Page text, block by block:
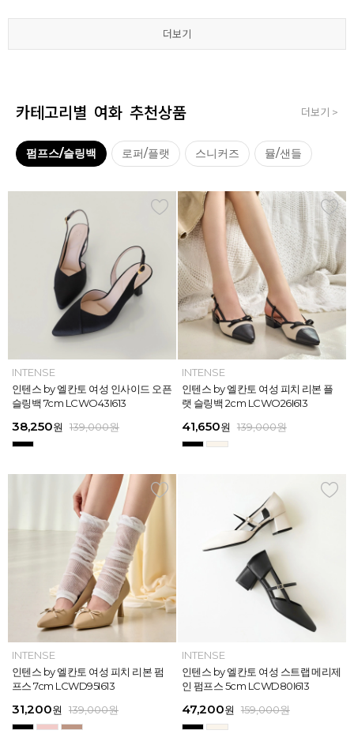
더보기
더보기
더보기
더보기
더보기
더보기
카테고리별 여화 추천상품 더보기 >
펌프스/슬링백 로퍼/플랫 스니커즈 뮬/샌들
INTENSE
인텐스 by 엘칸토 여성 위빙 스트랩
플랫 샌들 2.5cm LCWW05I626
45,900원 159,000원
MAZZ
마쯔 by 엘칸토 여성 와이드 위빙 크
로스 컴포트 뮬 3.5cm LCWW62M6
45,900원 159,000원
ELCANTO
[EXCLUSIVE] 노엘 엘칸토 여성 젤리
슈즈 2.3cm LCWW01U626
29,000원
MAZZ
마쯔 by 엘칸토 여성 크로스 와이드
스트랩 컴포트 샌들 3.5cm LCWW27
45,900원 159,000원
INTENSE
인텐스 by 엘칸토 여성 인사이드 오픈
슬링백 7cm LCWO43I613
38,250원 139,000원
INTENSE
인텐스 by 엘칸토 여성 피치 리본 플
랫 슬링백 2cm LCWO26I613
41,650원 139,000원
INTENSE
인텐스 by 엘칸토 여성 피치 리본 펌
프스 7cm LCWD95I613
31,200원 139,000원
INTENSE
인텐스 by 엘칸토 여성 스트랩 메리제
인 펌프스 5cm LCWD80I613
47,200원 159,000원
MAZZ
마쯔 by 엘칸토 여성 미니버클 캐주얼
로퍼 2.5cm LCWC02M613
28,720원 159,000원
INTENSE
인텐스 by 엘칸토 여성 피치 리본 더
블 스트랩 메리제인 2cm LCWD97I6
45,900원 159,000원
INTENSE
인텐스 by 엘칸토 여성 에나멜 스퀘어
오브제 플랫슈즈 1.5cm LCWD53I613
41,650원 149,000원
INTENSE
인텐스 by 엘칸토 여성 클래식 스트랩
로퍼 2cm LCWD72I613
27,920원 159,000원
MAZZ
마쯔 by 엘칸토 여성 슈레이스 포인트
고프코어 스니커즈 3cm LCWS03M
31,920원 169,000원
MAZZ
마쯔 by 엘칸토 여성 별자수 어글리
스니커즈 3.5cm LCWS04M613
39,900원 169,000원
MAZZ
마쯔 by 엘칸토 여성 투밴드 고프코어
플랫 캐주얼 2.5cm LCWC97M613
43,200원 159,000원
MAZZ
마쯔 by 엘칸토 여성 데이엔 스니커즈
3.5cm LCWS20M613
71,400원 189,000원
INTENSE
인텐스 by 엘칸토 여성 위빙 스트랩
플랫 샌들 2.5cm LCWW05I626
45,900원 159,000원
MAZZ
마쯔 by 엘칸토 여성 와이드 위빙 크
로스 컴포트 뮬 3.5cm LCWW62M6
45,900원 159,000원
ELCANTO
[EXCLUSIVE] 노엘 엘칸토 여성 젤리
슈즈 2.3cm LCWW01U626
29,000원
MAZZ
마쯔 by 엘칸토 여성 크로스 와이드
스트랩 컴포트 샌들 3.5cm LCWW27
45,900원 159,000원
INTENSE
인텐스 by 엘칸토 여성 인사이드 오픈
슬링백 7cm LCWO43I613
38,250원 139,000원
INTENSE
인텐스 by 엘칸토 여성 피치 리본 플
랫 슬링백 2cm LCWO26I613
41,650원 139,000원
INTENSE
인텐스 by 엘칸토 여성 피치 리본 펌
프스 7cm LCWD95I613
31,200원 139,000원
INTENSE
인텐스 by 엘칸토 여성 스트랩 메리제
인 펌프스 5cm LCWD80I613
47,200원 159,000원